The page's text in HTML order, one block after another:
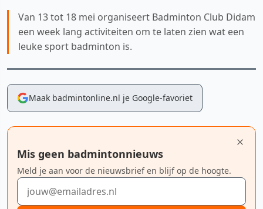
Van 13 tot 18 mei organiseert Badminton Club Didam
een week lang activiteiten om te laten zien wat een
leuke sport badminton is.
Maak badmintonline.nl je Google-favoriet
Mis geen badmintonnieuws
Meld je aan voor de nieuwsbrief en blijf op de hoogte.
E-mailadres